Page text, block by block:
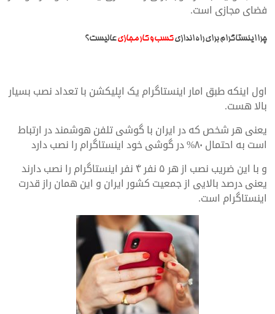
فضای مجازی است.
چرا اینستاگرام برای راه اندازیکسب و کار مجازیعالیست؟
اول اینکه طبق امار اینستاگرام یک اپلیکشن با تعداد نصب بسیار
بالا هست.
یعنی هر شخص که در ایران با گوشی تلفن هوشمند در ارتباط
است به احتمال ۸۰% در گوشی خود اینستاگرام را نصب دارد
و با این ضریب نصب از هر ۵ نفر ۴ نفر اینستاگرام را نصب دارند
یعنی درصد بالایی از جمعیت کشور ایرانو این همان راز قدرت
اینستاگرام است.